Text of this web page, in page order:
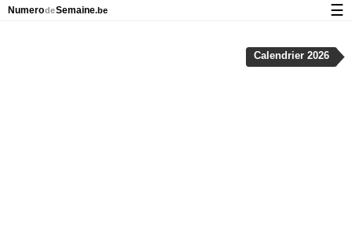
Calendrier 2026
NumerodeSemaine.be ☰